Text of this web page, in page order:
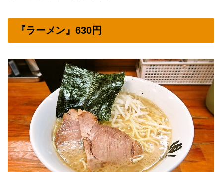
『ラーメン』630円